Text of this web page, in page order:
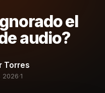
el
audio?
Torres
2026·1